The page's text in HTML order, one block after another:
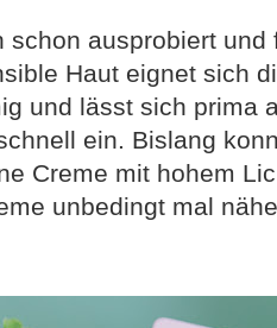
schon ausprobiert
Haut eignet sich
und lässt sich prima
ein. Bislang
Creme mit hohem
unbedingt mal